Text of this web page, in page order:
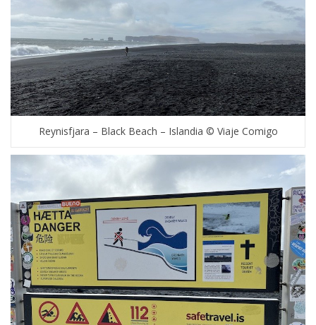
Reynisfjara – Black Beach – Islandia © Viaje Comigo